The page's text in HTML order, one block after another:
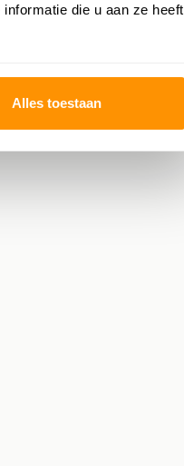
die u aan ze heeft
Alles toestaan